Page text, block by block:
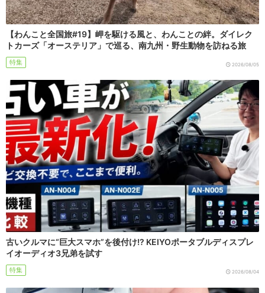
【わんこと全国旅#19】岬を駆ける風と、わんことの絆。ダイレク
トカーズ「オーステリア」で巡る、南九州・野生動物を訪ねる旅
特集 2026/08/05
古いクルマに“巨大スマホ”を後付け!? KEIYOポータブルディスプレ
イオーディオ3兄弟を試す
特集 2026/08/04